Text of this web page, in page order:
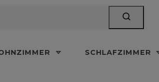
SCHLAFZIMMER